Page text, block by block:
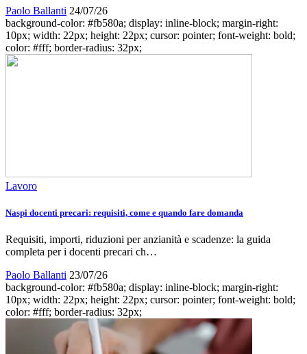
Paolo Ballanti 24/07/26
background-color: #fb580a; display: inline-block; margin-right:
10px; width: 22px; height: 22px; cursor: pointer; font-weight: bold;
color: #fff; border-radius: 32px;
Lavoro
Naspi docenti precari: requisiti, come e quando fare domanda
Requisiti, importi, riduzioni per anzianità e scadenze: la guida
completa per i docenti precari ch…
Paolo Ballanti 23/07/26
background-color: #fb580a; display: inline-block; margin-right:
10px; width: 22px; height: 22px; cursor: pointer; font-weight: bold;
color: #fff; border-radius: 32px;